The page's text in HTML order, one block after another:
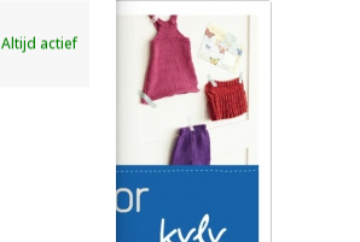
Altijd actief